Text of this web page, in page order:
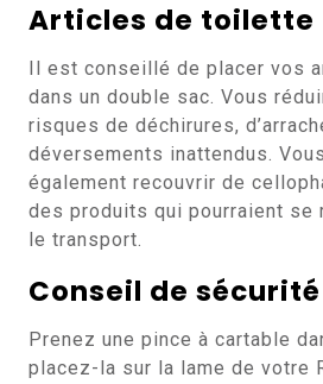
Articles de toilette
Il est conseillé de placer vos
dans un double sac. Vous
risques de déchirures,
déversements inattendus.
également recouvrir de
des produits qui pourraient se
le transport.
Conseil de sécurité
Prenez une pince à cartable
placez-la sur la lame de votre